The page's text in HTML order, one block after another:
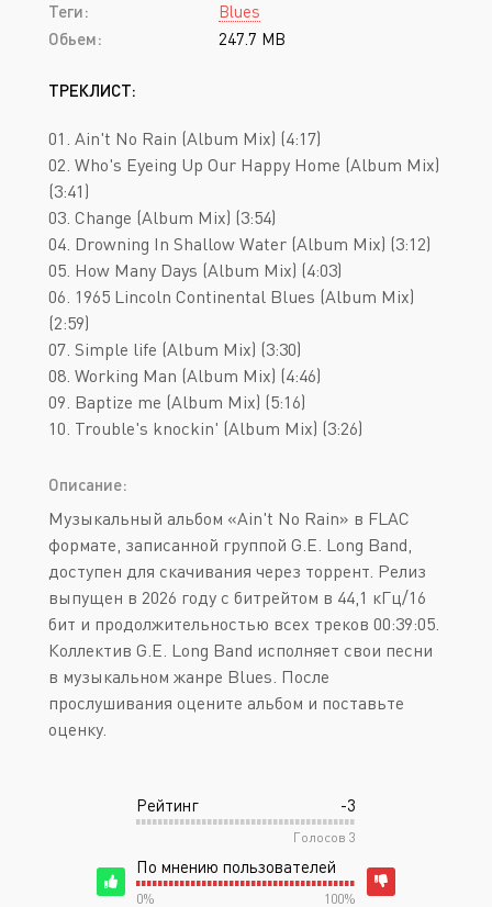
Теги:
Blues
Обьем:
247.7 MB
ТРЕКЛИСТ:
01. Ain't No Rain (Album Mix) (4:17)
02. Who's Eyeing Up Our Happy Home (Album Mix)
(3:41)
03. Change (Album Mix) (3:54)
04. Drowning In Shallow Water (Album Mix) (3:12)
05. How Many Days (Album Mix) (4:03)
06. 1965 Lincoln Continental Blues (Album Mix)
(2:59)
07. Simple life (Album Mix) (3:30)
08. Working Man (Album Mix) (4:46)
09. Baptize me (Album Mix) (5:16)
10. Trouble's knockin' (Album Mix) (3:26)
Описание:
Музыкальный альбом «Ain't No Rain» в FLAC
формате, записанной группой G.E. Long Band,
доступен для скачивания через торрент. Релиз
выпущен в 2026 году с битрейтом в 44,1 кГц/16
бит и продолжительностью всех треков 00:39:05.
Коллектив G.E. Long Band исполняет свои песни
в музыкальном жанре Blues. После
прослушивания оцените альбом и поставьте
оценку.
Рейтинг -3
Голосов 3
По мнению пользователей
0% 100%